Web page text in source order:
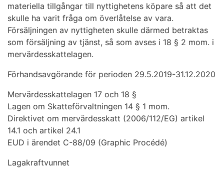
materiella tillgångar till nyttighetens köpare så att det
skulle ha varit fråga om överlåtelse av vara.
Försäljningen av nyttigheten skulle därmed betraktas
som försäljning av tjänst, så som avses i 18 § 2 mom. i
mervärdesskattelagen.
Förhandsavgörande för perioden 29.5.2019-31.12.2020
Mervärdesskattelagen 17 och 18 §
Lagen om Skatteförvaltningen 14 § 1 mom.
Direktivet om mervärdesskatt (2006/112/EG) artikel
14.1 och artikel 24.1
EUD i ärendet C-88/09 (Graphic Procédé)
Lagakraftvunnet